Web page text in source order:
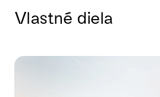
Vlastné diela